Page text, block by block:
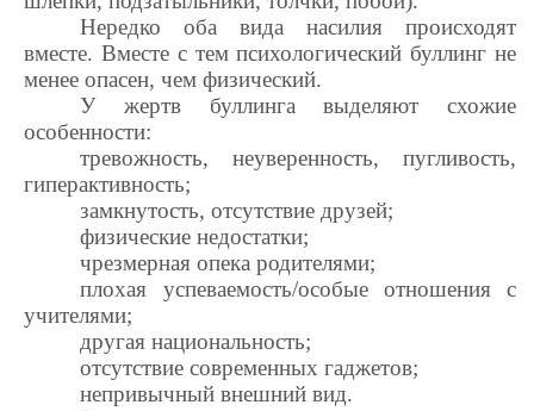
Нередко оба вида насилия происходят
вместе. Вместе с тем психологический буллинг не
менее опасен, чем физический.
У жертв буллинга выделяют схожие
особенности:
тревожность, неуверенность, пугливость,
гиперактивность;
замкнутость, отсутствие друзей;
физические недостатки;
чрезмерная опека родителями;
плохая успеваемость/особые отношения с
учителями;
другая национальность;
отсутствие современных гаджетов;
непривычный внешний вид.